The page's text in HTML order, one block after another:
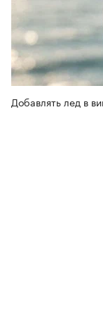
Добавлять лед в